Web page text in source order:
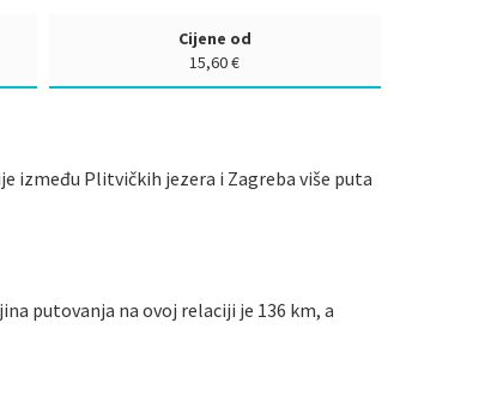
Cijene od
15,60 €
između Plitvičkih jezera i Zagreba više puta
putovanja na ovoj relaciji je 136 km, a